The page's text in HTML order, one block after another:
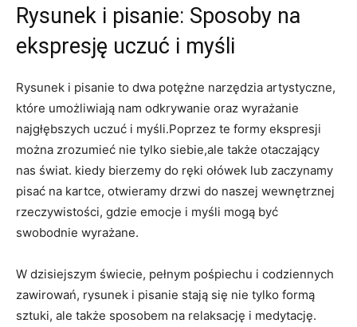
Rysunek i pisanie: Sposoby na
ekspresję uczuć i myśli
Rysunek i pisanie to dwa potężne narzędzia artystyczne,
które umożliwiają nam odkrywanie oraz wyrażanie
najgłębszych uczuć i myśli.Poprzez te formy ekspresji
można zrozumieć nie tylko siebie,ale także otaczający
nas świat. kiedy bierzemy do ręki ołówek lub zaczynamy
pisać na kartce, otwieramy drzwi do naszej wewnętrznej
rzeczywistości, gdzie emocje i myśli mogą być
swobodnie wyrażane.
W dzisiejszym świecie, pełnym pośpiechu i codziennych
zawirowań, rysunek i pisanie stają się nie tylko formą
sztuki, ale także sposobem na relaksację i medytację.